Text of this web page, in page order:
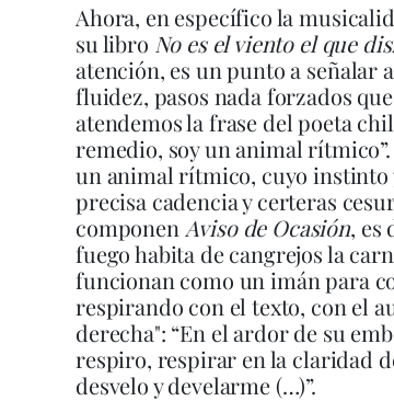
Ahora, en específico la
su libro No es el viento el que
atención, es un punto a señalar
fluidez, pasos nada forzados
atendemos la frase del poeta
remedio, soy un animal
un animal rítmico, cuyo instinto
precisa cadencia y certeras
componen Aviso de Ocasión, es
fuego habita de cangrejos la
funcionan como un imán para
respirando con el texto, con el
derecha": “En el ardor de su
respiro, respirar en la claridad
desvelo y develarme (…)”.